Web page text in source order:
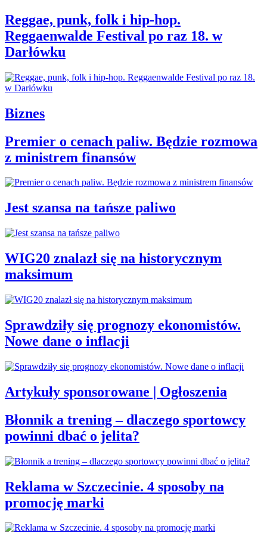
Reggae, punk, folk i hip-hop.
Reggaenwalde Festival po raz 18. w
Darłówku
Biznes
Premier o cenach paliw. Będzie rozmowa
z ministrem finansów
Jest szansa na tańsze paliwo
WIG20 znalazł się na historycznym
maksimum
Sprawdziły się prognozy ekonomistów.
Nowe dane o inflacji
Artykuły sponsorowane | Ogłoszenia
Błonnik a trening – dlaczego sportowcy
powinni dbać o jelita?
Reklama w Szczecinie. 4 sposoby na
promocję marki